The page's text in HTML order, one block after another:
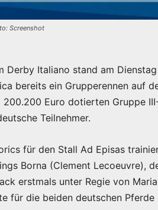
Screenshot
Derby Italiano stand am
bereits ein Grupperennen auf
Euro dotierten Gruppe
Teilnehmer.
für den Stall Ad Episas
Borna (Clement Lecoeuvre),
erstmals unter Regie von
für die beiden deutschen